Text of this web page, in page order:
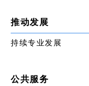
推动发展
持续专业发展
公共服务